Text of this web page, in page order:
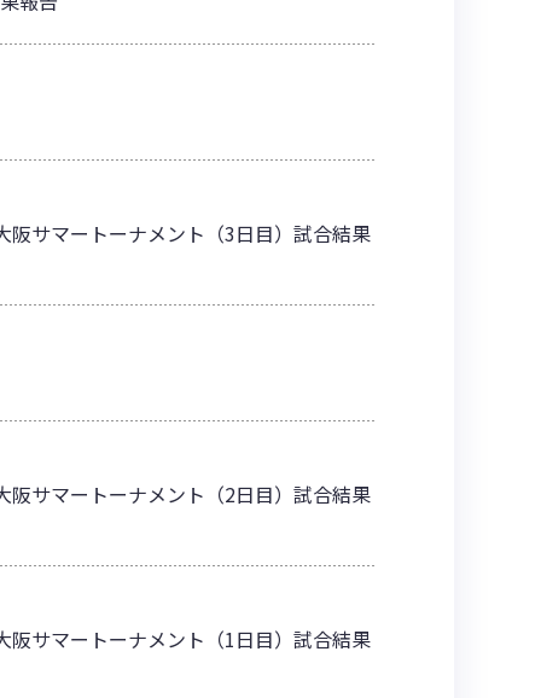
サマートーナメント（3日目）試合結果
サマートーナメント（2日目）試合結果
サマートーナメント（1日目）試合結果